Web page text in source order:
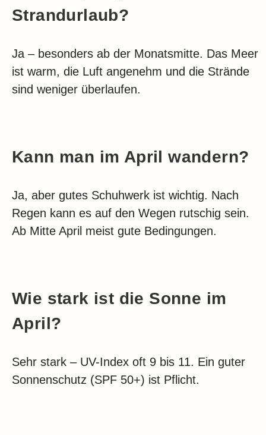
Strandurlaub?
Ja – besonders ab der Monatsmitte. Das Meer
ist warm, die Luft angenehm und die Strände
sind weniger überlaufen.
Kann man im April wandern?
Ja, aber gutes Schuhwerk ist wichtig. Nach
Regen kann es auf den Wegen rutschig sein.
Ab Mitte April meist gute Bedingungen.
Wie stark ist die Sonne im
April?
Sehr stark – UV-Index oft 9 bis 11. Ein guter
Sonnenschutz (SPF 50+) ist Pflicht.